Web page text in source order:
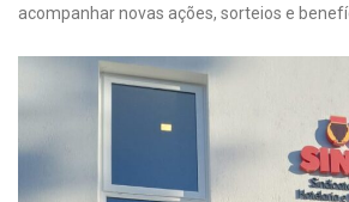
acompanhar novas ações, sorteios e